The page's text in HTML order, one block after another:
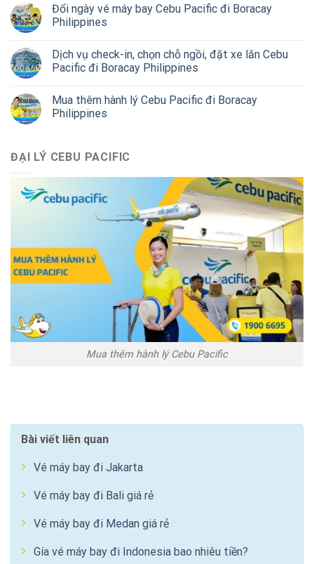
Đổi ngày vé máy bay Cebu Pacific đi Boracay
Philippines
Dịch vụ check-in, chọn chỗ ngồi, đặt xe lăn Cebu
Pacific đi Boracay Philippines
Mua thêm hành lý Cebu Pacific đi Boracay
Philippines
ĐẠI LÝ CEBU PACIFIC
Mua thêm hành lý Cebu Pacific
Bài viết liên quan
Vé máy bay đi Jakarta
Vé máy bay đi Bali giá rẻ
Vé máy bay đi Medan giá rẻ
Gía vé máy bay đi Indonesia bao nhiêu tiền?